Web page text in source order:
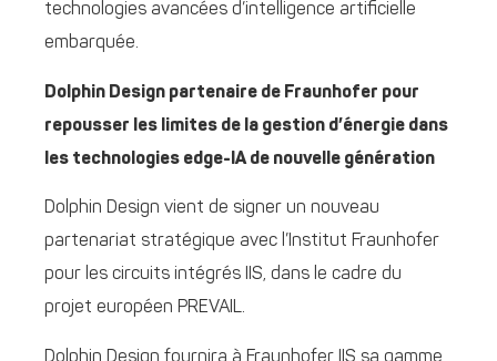
technologies avancées d’intelligence artificielle
embarquée.
Dolphin Design partenaire de Fraunhofer pour
repousser les limites de la gestion d’énergie dans
les technologies edge-IA de nouvelle génération
Dolphin Design vient de signer un nouveau
partenariat stratégique avec l’Institut Fraunhofer
pour les circuits intégrés IIS, dans le cadre du
projet européen PREVAIL.
Dolphin Design fournira à Fraunhofer IIS sa gamme